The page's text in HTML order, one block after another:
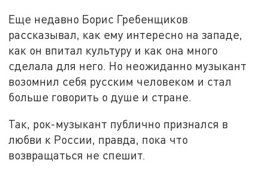
Еще недавно Борис Гребенщиков
рассказывал, как ему интересно на западе,
как он впитал культуру и как она много
сделала для него. Но неожиданно музыкант
возомнил себя русским человеком и стал
больше говорить о душе и стране.
Так, рок-музыкант публично признался в
любви к России, правда, пока что
возвращаться не спешит.